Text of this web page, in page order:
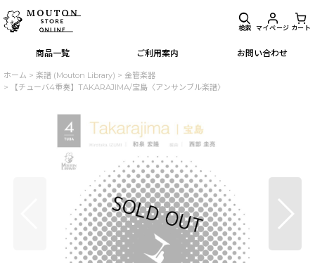
商品一覧 ご利用案内 お問い合わせ
検索 マイページ カート
ホーム > 楽譜 (Mouton Library) > 金管楽器
>
【チューバ4重奏】TAKARAJIMA/宝島〈アンサンブル楽譜〉